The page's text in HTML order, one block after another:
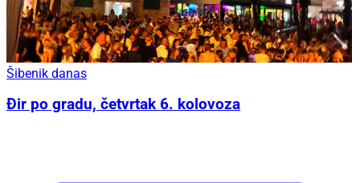
Šibenik danas
Đir po gradu, četvrtak 6. kolovoza